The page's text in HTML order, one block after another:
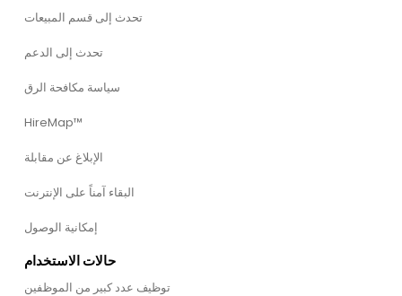
تحدث إلى قسم المبيعات
تحدث إلى الدعم
سياسة مكافحة الرق
HireMap™
الإبلاغ عن مقابلة
البقاء آمناً على الإنترنت
إمكانية الوصول
حالات الاستخدام
توظيف عدد كبير من الموظفين